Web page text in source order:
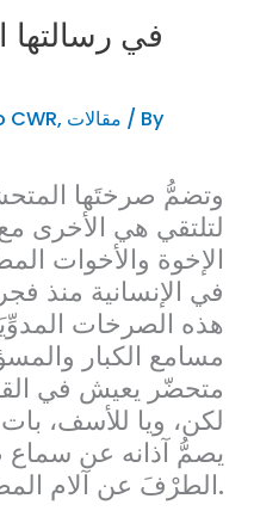
في رسالتها
CWR, مقالات / By
وتضمُّ صرختَها
لتلتقي هي الأخرى
الإخوة والأخوات
في الإنسانية منذ
هذه الصرخات
مسامع الكبار
متحضّر يعيش في
لكن، ويا للأسف،
يصمُّ آذانه عن
الطرْفَ عن آلام المضطهدين والمنبوذين.